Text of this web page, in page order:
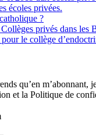
écoles privées.
?
privés dans les
le collège
qu’en
et la Politique de